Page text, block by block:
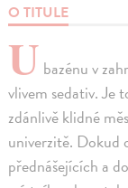
O TITULE
U bazénu v
vlivem sedativ. Je
zdánlivě klidné
univerzitě. Dokud
přednášejících a